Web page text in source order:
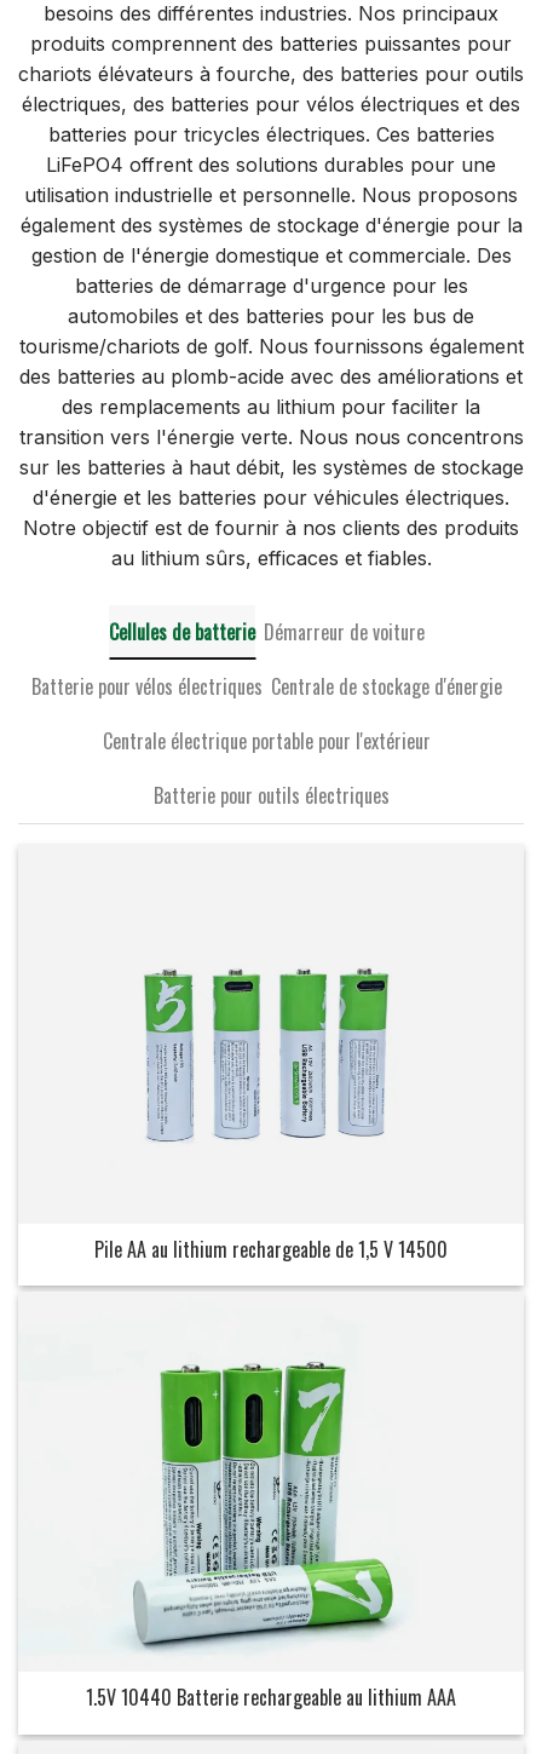
besoins des différentes industries. Nos principaux
produits comprennent des batteries puissantes pour
chariots élévateurs à fourche, des batteries pour outils
électriques, des batteries pour vélos électriques et des
batteries pour tricycles électriques. Ces batteries
LiFePO4 offrent des solutions durables pour une
utilisation industrielle et personnelle. Nous proposons
également des systèmes de stockage d'énergie pour la
gestion de l'énergie domestique et commerciale. Des
batteries de démarrage d'urgence pour les
automobiles et des batteries pour les bus de
tourisme/chariots de golf. Nous fournissons également
des batteries au plomb-acide avec des améliorations et
des remplacements au lithium pour faciliter la
transition vers l'énergie verte. Nous nous concentrons
sur les batteries à haut débit, les systèmes de stockage
d'énergie et les batteries pour véhicules électriques.
Notre objectif est de fournir à nos clients des produits
au lithium sûrs, efficaces et fiables.
Cellules de batterie Démarreur de voiture
Batterie pour vélos électriques Centrale de stockage d'énergie
Centrale électrique portable pour l'extérieur
Batterie pour outils électriques
Pile AA au lithium rechargeable de 1,5 V 14500
1.5V 10440 Batterie rechargeable au lithium AAA